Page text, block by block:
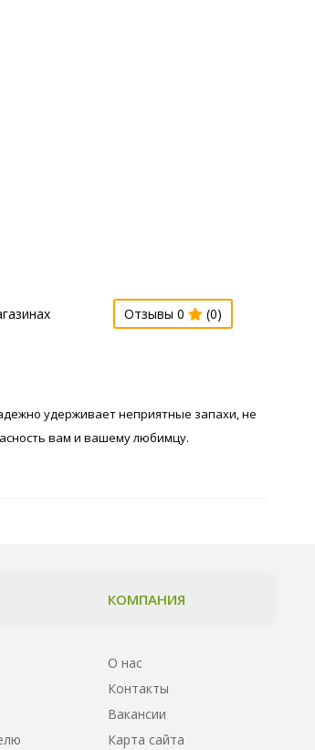
Отзывы 0 (0)
удерживает неприятные запахи, не
вам и вашему любимцу.
КОМПАНИЯ
О нас
Контакты
Вакансии
Карта сайта